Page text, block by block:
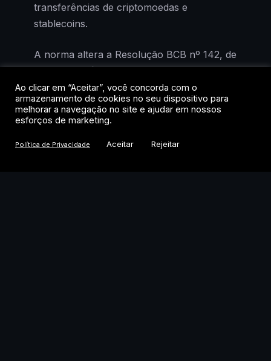
transferências de criptomoedas e
stablecoins.
A norma altera a Resolução BCB nº 142, de
2021, que até então tratava exclusivamente
de serviços de pagamento. Agora,
empresas que operam com ativos virtuais
entram no mesmo enquadramento. A regra
dando ao mercado cerca de cinco meses
Ao clicar em “Aceitar”, você concorda com o
armazenamento de cookies no seu dispositivo para
melhorar a navegação no site e ajudar em nossos
esforços de marketing.
Política de Privacidade Aceitar Rejeitar